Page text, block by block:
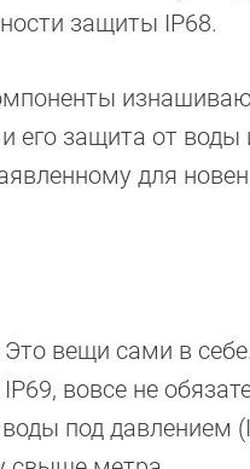
защиты IP68.
его защита от воды
для
вещи сами в
вовсе не
под давлением